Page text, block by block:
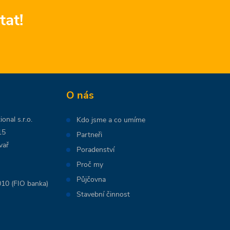
s.r.o.
(FIO banka)
O nás
Kdo jsme a co umíme
Partneři
Poradenství
Proč my
Půjčovna
Stavební činnost